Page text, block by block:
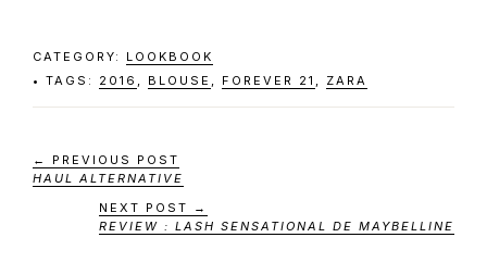
CATEGORY: LOOKBOOK
TAGS: 2016 , BLOUSE , FOREVER 21 , ZARA
← PREVIOUS POST
HAUL ALTERNATIVE
NEXT POST →
REVIEW : LASH SENSATIONAL DE MAYBELLINE